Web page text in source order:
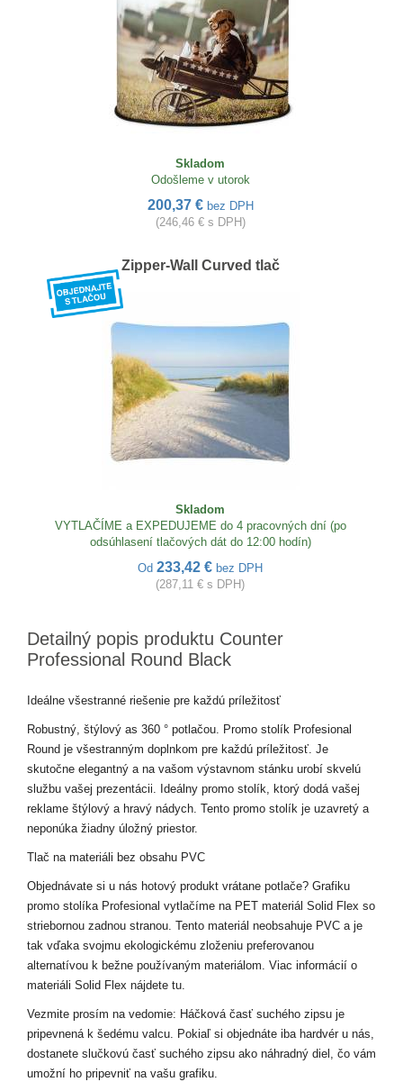
Skladom
Odošleme v utorok
200,37 € bez DPH
(246,46 € s DPH)
Zipper-Wall Curved tlač
Skladom
VYTLAČÍME a EXPEDUJEME do 4 pracovných dní (po
odsúhlasení tlačových dát do 12:00 hodín)
Od 233,42 € bez DPH
(287,11 € s DPH)
Detailný popis produktu Counter
Professional Round Black
Ideálne všestranné riešenie pre každú príležitosť
Robustný, štýlový as 360 ° potlačou. Promo stolík Profesional
Round je všestranným doplnkom pre každú príležitosť. Je
skutočne elegantný a na vašom výstavnom stánku urobí skvelú
službu vašej prezentácii. Ideálny promo stolík, ktorý dodá vašej
reklame štýlový a hravý nádych. Tento promo stolík je uzavretý a
neponúka žiadny úložný priestor.
Tlač na materiáli bez obsahu PVC
Objednávate si u nás hotový produkt vrátane potlače? Grafiku
promo stolíka Profesional vytlačíme na PET materiál Solid Flex so
striebornou zadnou stranou. Tento materiál neobsahuje PVC a je
tak vďaka svojmu ekologickému zloženiu preferovanou
alternatívou k bežne používaným materiálom. Viac informácií o
materiáli Solid Flex nájdete tu.
Vezmite prosím na vedomie: Háčková časť suchého zipsu je
pripevnená k šedému valcu. Pokiaľ si objednáte iba hardvér u nás,
dostanete slučkovú časť suchého zipsu ako náhradný diel, čo vám
umožní ho pripevniť na vašu grafiku.